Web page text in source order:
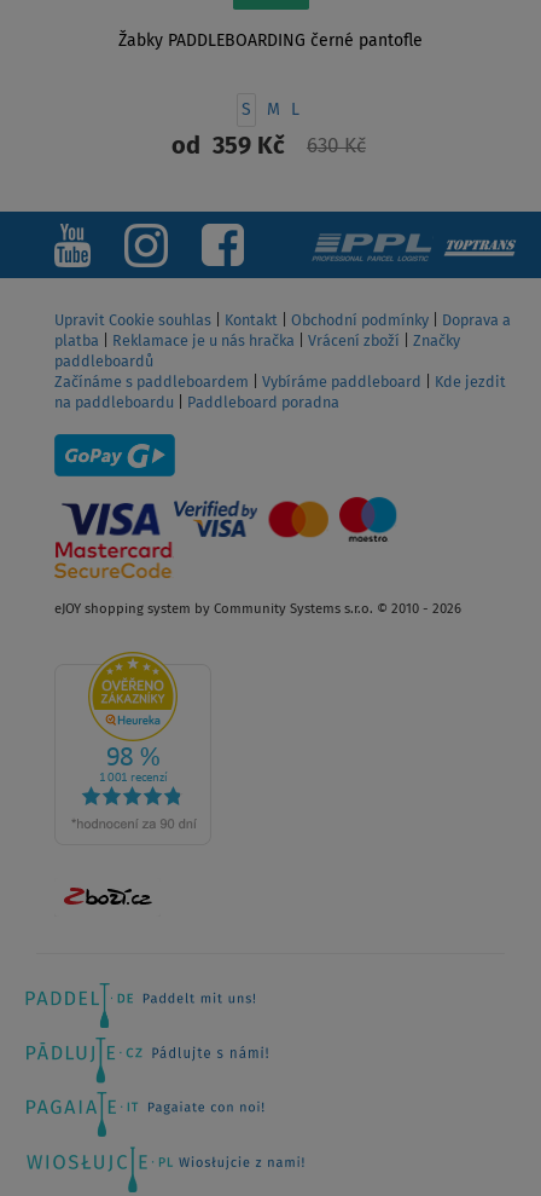
Žabky PADDLEBOARDING černé pantofle
S M
od 359 Kč 630 Kč
ZOBRAZIT
Upravit Cookie souhlas Kontakt Obchodní podmínky
Doprava a
platba
Reklamace je u nás hračka Vrácení zboží
Značky
paddleboardů
Začínáme s paddleboardem
Vybíráme paddleboard
Kde jezdit
na paddleboardu
Paddleboard poradna
eJOY shopping system by Community Systems s.r.o. © 2010 - 2026